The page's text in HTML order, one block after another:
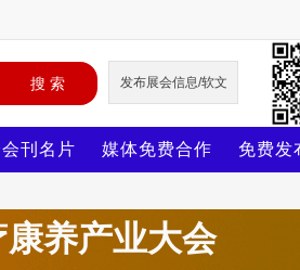
发布展会信息/软文
刊名片 媒体免费合作 免费发
养产业大会